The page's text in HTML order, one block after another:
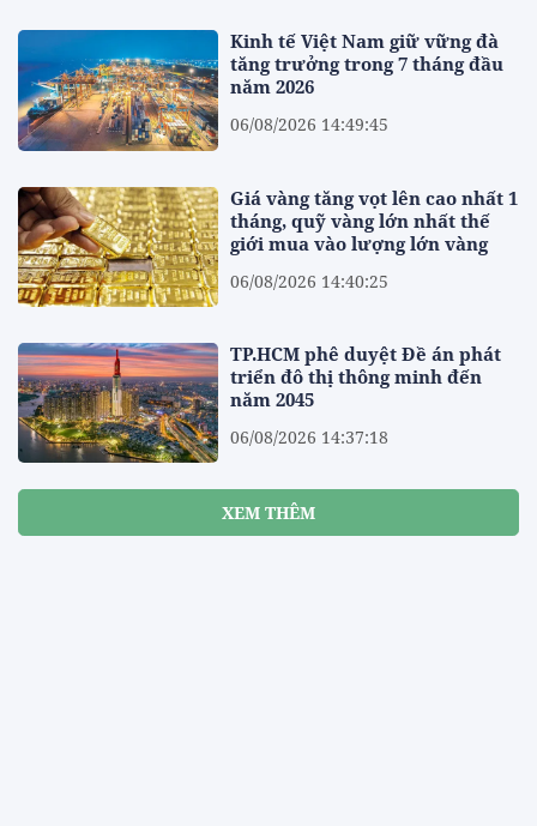
Kinh tế Việt Nam giữ vững đà
tăng trưởng trong 7 tháng đầu
năm 2026
06/08/2026 14:49:45
Giá vàng tăng vọt lên cao nhất 1
tháng, quỹ vàng lớn nhất thế
giới mua vào lượng lớn vàng
06/08/2026 14:40:25
TP.HCM phê duyệt Đề án phát
triển đô thị thông minh đến
năm 2045
06/08/2026 14:37:18
XEM THÊM